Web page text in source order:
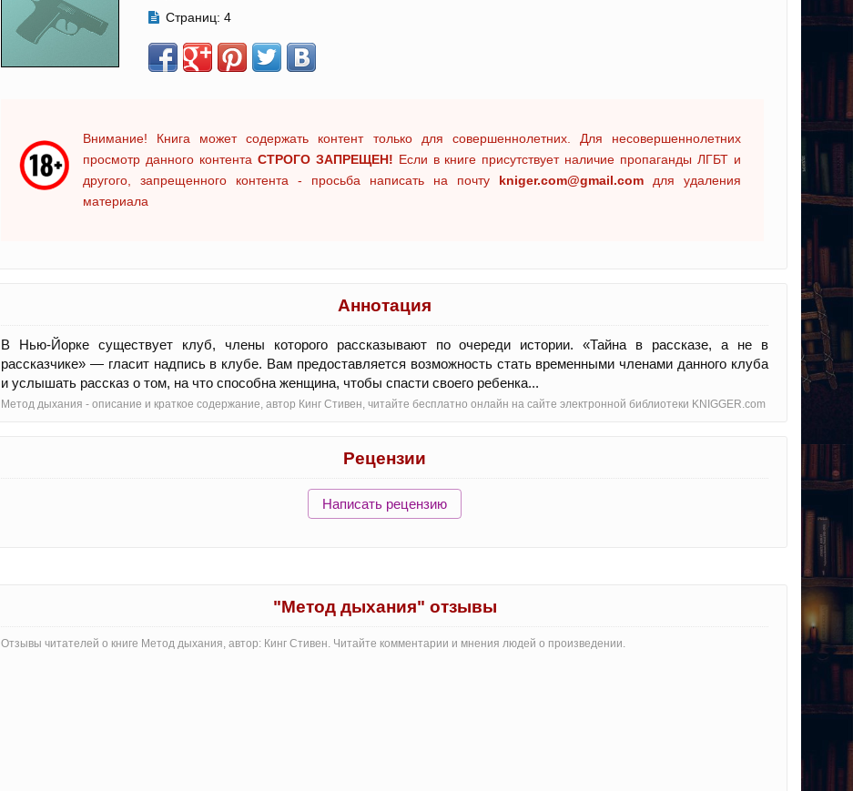
Страниц: 4
Внимание! Книга может содержать контент только для совершеннолетних. Для несовершеннолетних
просмотр данного контента СТРОГО ЗАПРЕЩЕН! Если в книге присутствует наличие пропаганды ЛГБТ и
другого, запрещенного контента - просьба написать на почту kniger.com@gmail.com для удаления
материала
Аннотация
В Нью-Йорке существует клуб, члены которого рассказывают по очереди истории. «Тайна в рассказе, а не в
рассказчике» — гласит надпись в клубе. Вам предоставляется возможность стать временными членами данного клуба
и услышать рассказ о том, на что способна женщина, чтобы спасти своего ребенка...
Метод дыхания - oписание и краткое содержание, автор Кинг Стивен, читайте бесплатно онлайн на сайте электронной библиотеки KNIGGER.com
Рецензии
Написать рецензию
"Метод дыхания" отзывы
Отзывы читателей о книге Метод дыхания, автор: Кинг Стивен. Читайте комментарии и мнения людей о произведении.